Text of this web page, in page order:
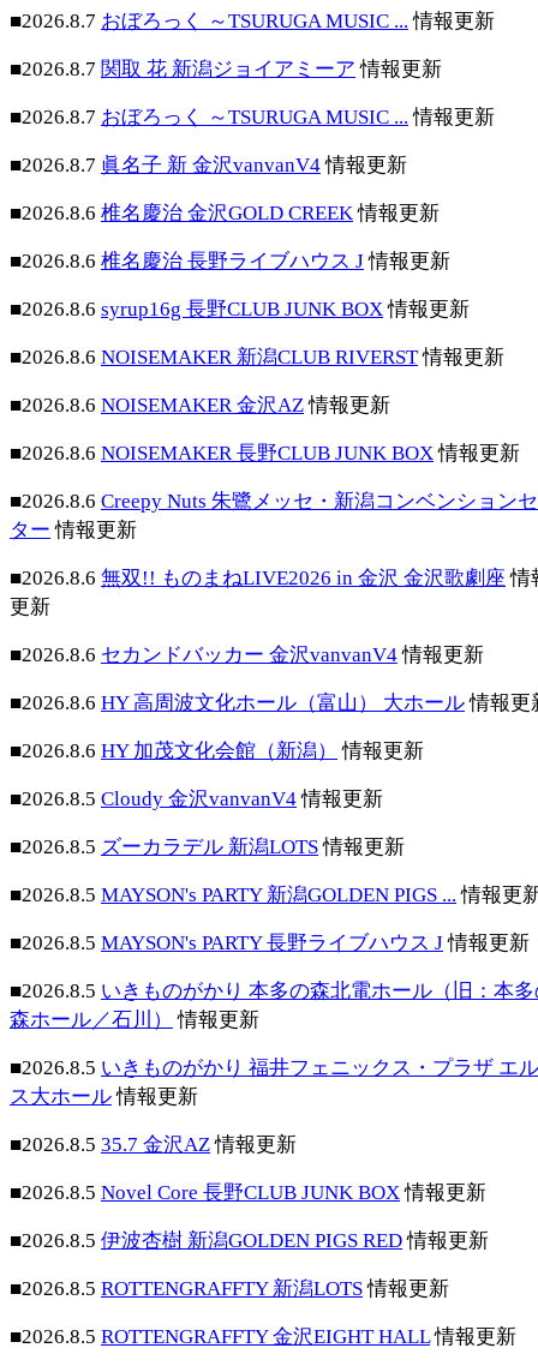
■2026.8.7 おぼろっく ～TSURUGA MUSIC ... 情報更新
■2026.8.7 関取 花 新潟ジョイアミーア 情報更新
■2026.8.7 おぼろっく ～TSURUGA MUSIC ... 情報更新
■2026.8.7 眞名子 新 金沢vanvanV4情報更新
■2026.8.6 椎名慶治 金沢GOLD CREEK情報更新
■2026.8.6 椎名慶治 長野ライブハウス J情報更新
■2026.8.6 syrup16g 長野CLUB JUNK BOX情報更新
■2026.8.6 NOISEMAKER 新潟CLUB RIVERST情報更新
■2026.8.6 NOISEMAKER 金沢AZ情報更新
■2026.8.6 NOISEMAKER 長野CLUB JUNK BOX情報更新
■2026.8.6 Creepy Nuts 朱鷺メッセ・新潟コンベンション
ター 情報更新
■2026.8.6 無双!! ものまねLIVE2026 in 金沢 金沢歌劇座 情
更新
■2026.8.6 セカンドバッカー 金沢vanvanV4情報更新
■2026.8.6 HY 高周波文化ホール（富山） 大ホール情報更
■2026.8.6 HY 加茂文化会館（新潟） 情報更新
■2026.8.5 Cloudy 金沢vanvanV4情報更新
■2026.8.5 ズーカラデル 新潟LOTS情報更新
■2026.8.5 MAYSON's PARTY 新潟GOLDEN PIGS ... 情報更
■2026.8.5 MAYSON's PARTY 長野ライブハウス J情報更新
■2026.8.5 いきものがかり 本多の森北電ホール（旧：本
森ホール／石川）
情報更新
■2026.8.5 いきものがかり 福井フェニックス・プラザ エ
ス大ホール情報更新
■2026.8.5 35.7 金沢AZ情報更新
■2026.8.5 Novel Core 長野CLUB JUNK BOX情報更新
■2026.8.5 伊波杏樹 新潟GOLDEN PIGS RED情報更新
■2026.8.5 ROTTENGRAFFTY 新潟LOTS情報更新
■2026.8.5 ROTTENGRAFFTY 金沢EIGHT HALL情報更新